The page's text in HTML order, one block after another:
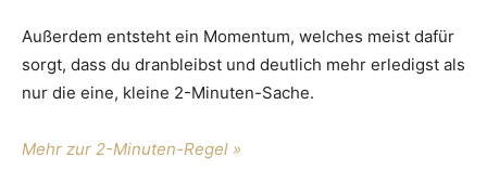
Außerdem entsteht ein Momentum, welches meist dafür
sorgt, dass du dranbleibst und deutlich mehr erledigst als
nur die eine, kleine 2-Minuten-Sache.
Mehr zur 2-Minuten-Regel »